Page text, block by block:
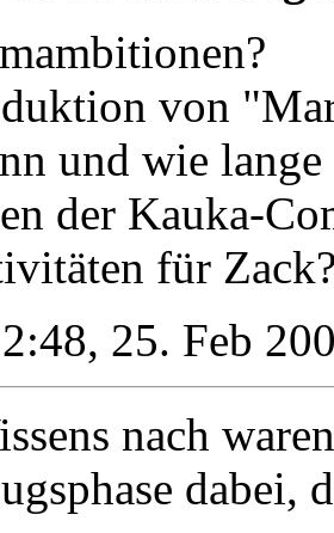
von
und wie
der Kauka-
für
25. Feb
nach
dabei,